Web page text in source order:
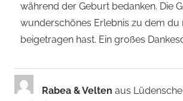
während der Geburt bedanken. Die
wunderschönes Erlebnis zu dem
beigetragen hast. Ein großes
Rabea & Velten aus